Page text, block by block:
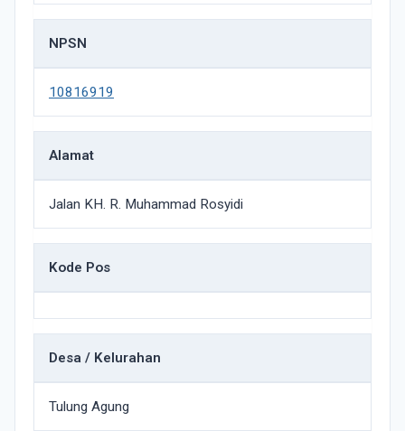
NPSN
10816919
Alamat
Jalan KH. R. Muhammad Rosyidi
Kode Pos
Desa / Kelurahan
Tulung Agung